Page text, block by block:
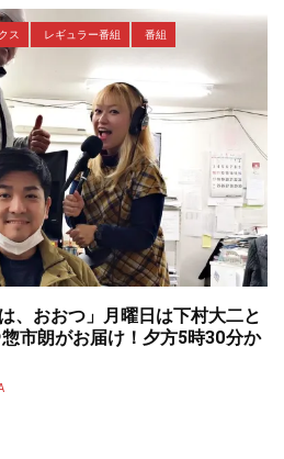
ス レギュラー番組 番組
、おおつ」月曜日は下村大二と
市朗がお届け！夕方5時30分か